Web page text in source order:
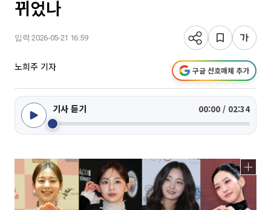
뀌었나
입력 2026-05-21 16:59
노희주 기자 구글 선호매체 추가
기사 듣기 00:00 / 02:34